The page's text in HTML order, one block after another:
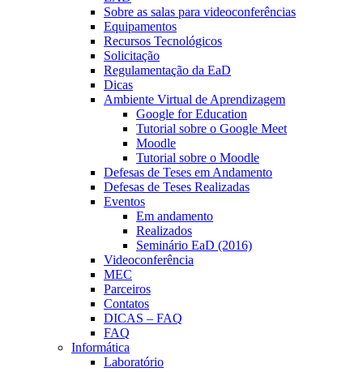
Sobre as salas para videoconferências
Equipamentos
Recursos Tecnológicos
Solicitação
Regulamentação da EaD
Dicas
Ambiente Virtual de Aprendizagem
Google for Education
Tutorial sobre o Google Meet
Moodle
Tutorial sobre o Moodle
Defesas de Teses em Andamento
Defesas de Teses Realizadas
Eventos
Em andamento
Realizados
Seminário EaD (2016)
Videoconferência
MEC
Parceiros
Contatos
DICAS – FAQ
FAQ
Informática
Laboratório